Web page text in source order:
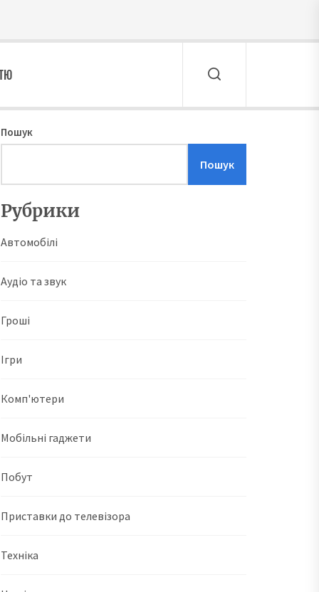
Пошук
Пошук
Рубрики
Автомобілі
Аудіо та звук
Гроші
Ігри
Комп'ютери
Мобільні гаджети
Побут
Приставки до телевізора
Техніка